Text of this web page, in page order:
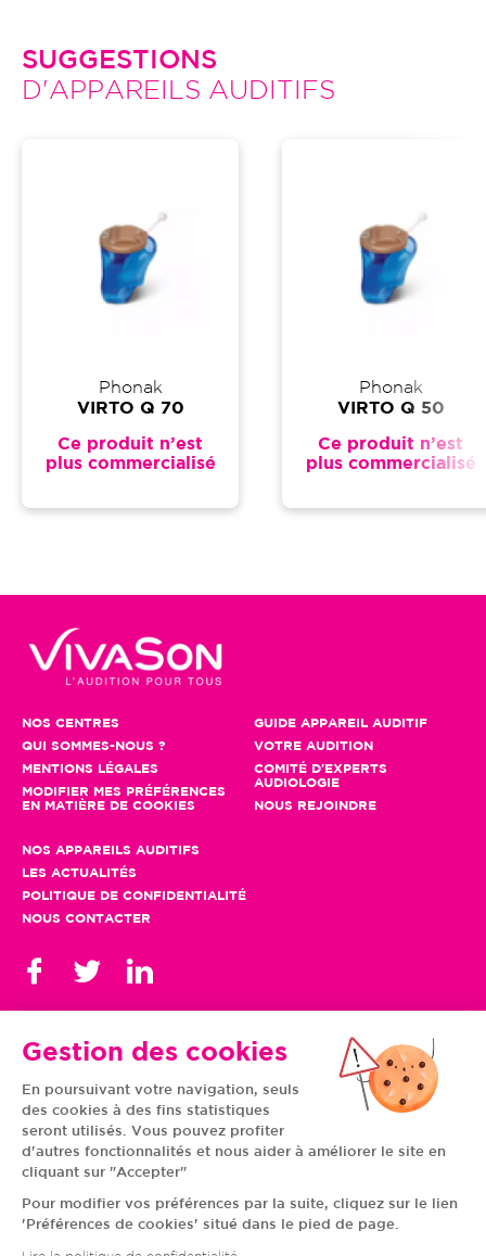
Gestion des cookies
En poursuivant votre navigation, seuls
des cookies à des fins statistiques
seront utilisés. Vous pouvez profiter
d'autres fonctionnalités et nous aider à améliorer le site en
cliquant sur "Accepter"
Pour modifier vos préférences par la suite, cliquez sur le lien
'Préférences de cookies' situé dans le pied de page.
SUGGESTIONS
D'APPAREILS AUDITIFS
Phonak
VIRTO Q 70
Ce produit n’est
plus commercialisé
Phonak
VIRTO Q 50
Ce produit n’est
plus commercialisé
NOS CENTRES
QUI SOMMES-NOUS ?
MENTIONS LÉGALES
MODIFIER MES PRÉFÉRENCES
EN MATIÈRE DE COOKIES
GUIDE APPAREIL AUDITIF
VOTRE AUDITION
COMITÉ D'EXPERTS
AUDIOLOGIE
NOUS REJOINDRE
NOS APPAREILS AUDITIFS
LES ACTUALITÉS
POLITIQUE DE CONFIDENTIALITÉ
NOUS CONTACTER
TOUS NOS CENTRES
AUVERGNE-RHÔNE-
ALPES
FRANCHE-COMTÉ
BRETAGNE
CENTRE-VAL DE LOIRE
GRAND EST
ÎLE-DE-FRANCE
NORMANDIE
PAYS DE LA LOIRE
PROVENCE-ALPES-
CÔTE D'AZUR